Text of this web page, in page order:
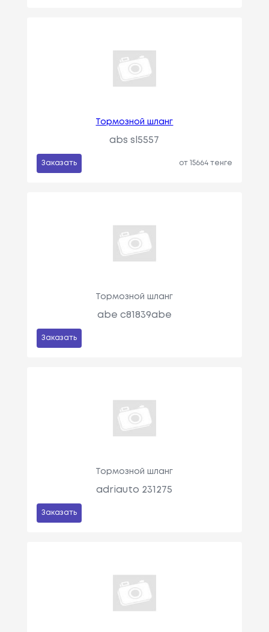
Тормозной шланг
abs sl5557
Заказать от 15664 тенге
Тормозной шланг
abe c81839abe
Заказать
Тормозной шланг
adriauto 231275
Заказать